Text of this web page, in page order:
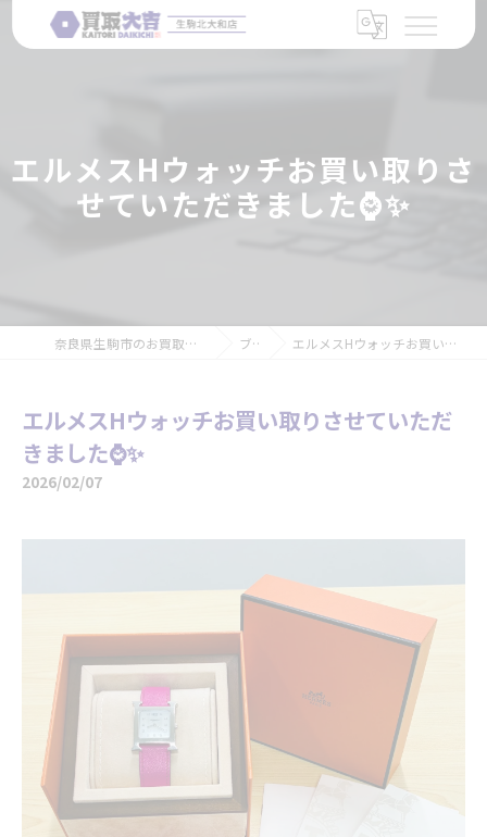
エルメスHウォッチお買い取りさ
せていただきました⌚✨
奈良県生駒市のお買取なら買取大吉 生駒北大和店 ブログ エルメスHウォッチお買い取りさせていただきました⌚✨
エルメスHウォッチお買い取りさせていただ
きました⌚✨
2026/02/07